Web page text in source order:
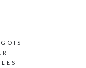
-